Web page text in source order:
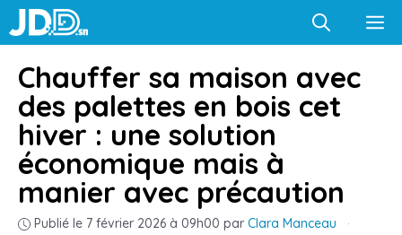
Aller
au
contenu
Chauffer sa maison avec
des palettes en bois cet
hiver : une solution
économique mais à
manier avec précaution
Publié le 7 février 2026 à 09h00 par Clara Manceau
·